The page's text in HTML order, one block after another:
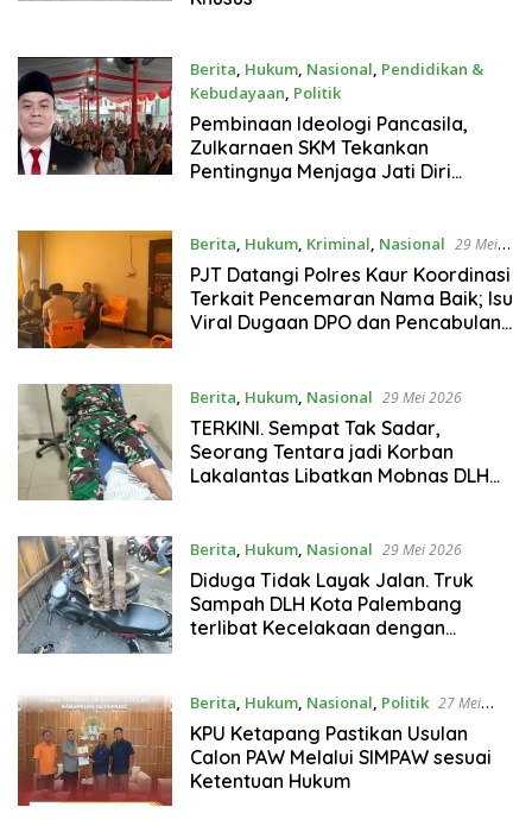
Berita, Hukum, Nasional, Pendidikan &
Kebudayaan, Politik
31 Mei 2026
Pembinaan Ideologi Pancasila,
Zulkarnaen SKM Tekankan
Pentingnya Menjaga Jati Diri
Berita, Hukum, Kriminal, Nasional 29 Mei
2026
PJT Datangi Polres Kaur Koordinasi
Terkait Pencemaran Nama Baik; Isu
Viral Dugaan DPO dan Pencabulan
Berita, Hukum, Nasional 29 Mei 2026
TERKINI. Sempat Tak Sadar,
Seorang Tentara jadi Korban
Lakalantas Libatkan Mobnas DLH
Berita, Hukum, Nasional 29 Mei 2026
Diduga Tidak Layak Jalan. Truk
Sampah DLH Kota Palembang
terlibat Kecelakaan dengan
Berita Hukum, Nasional Politik 27 Mei
2026
KPU Ketapang Pastikan Usulan
Calon PAW Melalui SIMPAW sesuai
Ketentuan Hukum